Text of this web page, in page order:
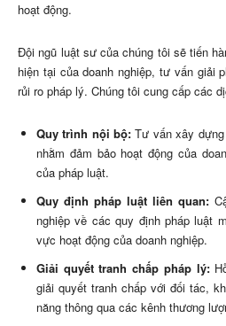
hoạt động.
Đội ngũ luật sư của chúng tôi sẽ tiến
hiện tại của doanh nghiệp, tư vấn giải
rủi ro pháp lý. Chúng tôi cung cấp các
Quy trình nội bộ: Tư vấn xây
nhằm đảm bảo hoạt động của
của pháp luật.
Quy định pháp luật liên quan:
nghiệp về các quy định pháp luật
vực hoạt động của doanh nghiệp.
Giải quyết tranh chấp pháp lý:
giải quyết tranh chấp với đối tác,
năng thông qua các kênh thương